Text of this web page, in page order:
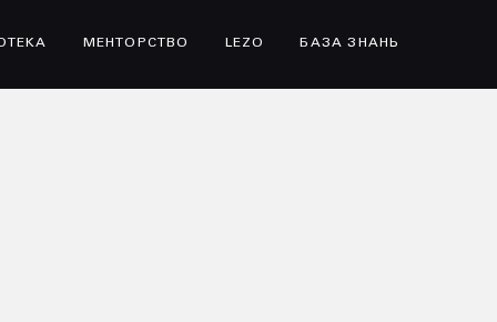
МЕНТОРСТВО LEZO БАЗА ЗНАНЬ